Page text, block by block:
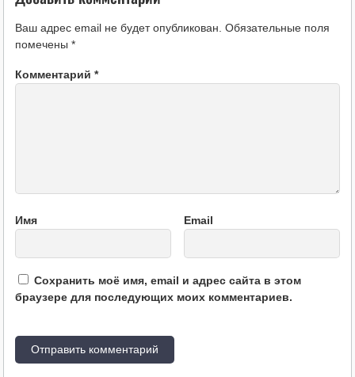
Ваш адрес email не будет опубликован. Обязательные поля
помечены *
Комментарий *
Имя Email
Сохранить моё имя, email и адрес сайта в этом
браузере для последующих моих комментариев.